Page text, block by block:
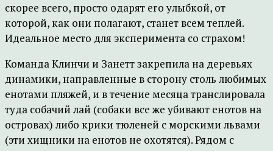
скорее всего, просто одарят его улыбкой, от
которой, как они полагают, станет всем теплей.
Идеальное место для эксперимента со страхом!
Команда Клинчи и Занетт закрепила на деревьях
динамики, направленные в сторону столь любимых
енотами пляжей, и в течение месяца транслировала
туда собачий лай (собаки все же убивают енотов на
островах) либо крики тюленей с морскими львами
(эти хищники на енотов не охотятся). Рядом с